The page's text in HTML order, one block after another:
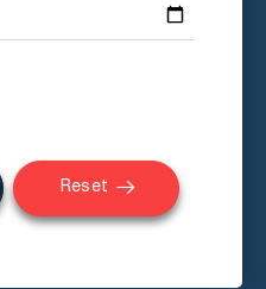
Reset